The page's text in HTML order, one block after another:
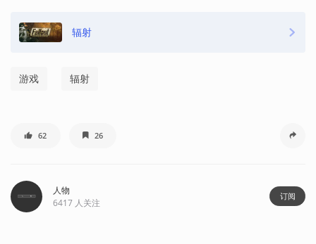
辐射
游戏 辐射
62 26
人物
6417 人关注
订阅